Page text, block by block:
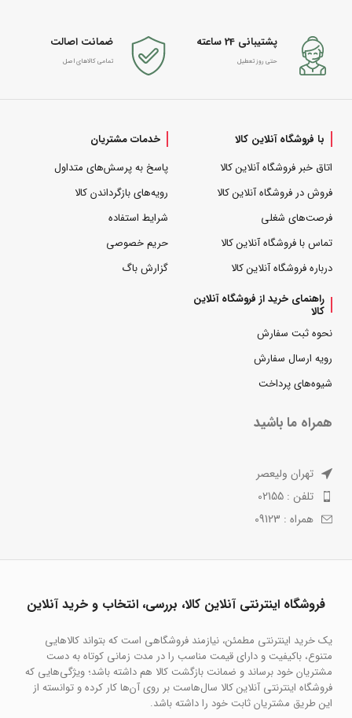
پشتیبانی 24 ساعته
حتی روز تعطیل
ضمانت اصالت
تمامی کالاهای اصل
با فروشگاه آنلاین کالا
اتاق خبر فروشگاه آنلاین کالا
فروش در فروشگاه آنلاین کالا
فرصت‌های شغلی
تماس با فروشگاه آنلاین کالا
درباره فروشگاه آنلاین کالا
خدمات مشتریان
پاسخ به پرسش‌های متداول
رویه‌های بازگرداندن کالا
شرایط استفاده
حریم خصوصی
گزارش باگ
راهنمای خرید از فروشگاه آنلاین
کالا
نحوه ثبت سفارش
رویه ارسال سفارش
شیوه‌های پرداخت
همراه ما باشید
تهران ولیعصر
تلفن : 02155
همراه : 09123
فروشگاه اینترنتی آنلاین کالا، بررسی، انتخاب و خرید آنلاین
یک خرید اینترنتی مطمئن، نیازمند فروشگاهی است که بتواند کالاهایی
متنوع، باکیفیت و دارای قیمت مناسب را در مدت زمانی کوتاه به دست
مشتریان خود برساند و ضمانت بازگشت کالا هم داشته باشد؛ ویژگی‌هایی که
فروشگاه اینترنتی آنلاین کالا سال‌هاست بر روی آن‌ها کار کرده و توانسته از
این طریق مشتریان ثابت خود را داشته باشد.